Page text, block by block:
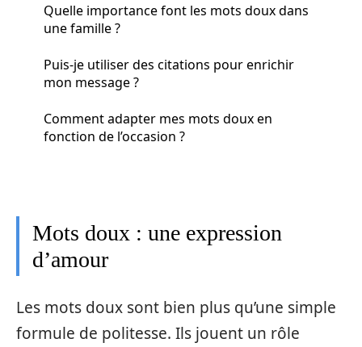
Quelle importance font les mots doux dans
une famille ?
Puis-je utiliser des citations pour enrichir
mon message ?
Comment adapter mes mots doux en
fonction de l’occasion ?
Mots doux : une expression
d’amour
Les mots doux sont bien plus qu’une simple
formule de politesse. Ils jouent un rôle